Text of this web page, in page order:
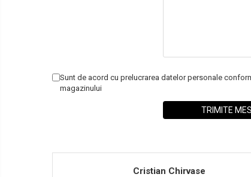
Sunt de acord cu prelucrarea datelor personale
magazinului
Cristian Chirvase